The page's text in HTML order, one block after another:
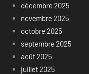
décembre 2025
novembre 2025
octobre 2025
septembre 2025
août 2025
juillet 2025